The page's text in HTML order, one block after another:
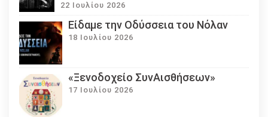
22 Ιουλίου 2026
Eίδαμε την Οδύσσεια του Νόλαν
18 Ιουλίου 2026
«Ξενοδοχείο ΣυνΑισθήσεων»
17 Ιουλίου 2026